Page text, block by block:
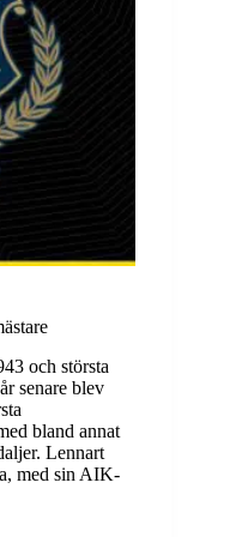
och största
senare blev
bland annat
Lennart
med sin AIK-